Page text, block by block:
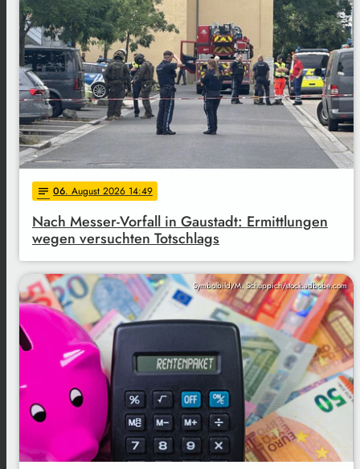
notes 06. August 2026 14:49
Nach Messer-Vorfall in Gaustadt: Ermittlungen
wegen versuchten Totschlags
Symbolbild/M. Schuppich/stock.adbobe.com